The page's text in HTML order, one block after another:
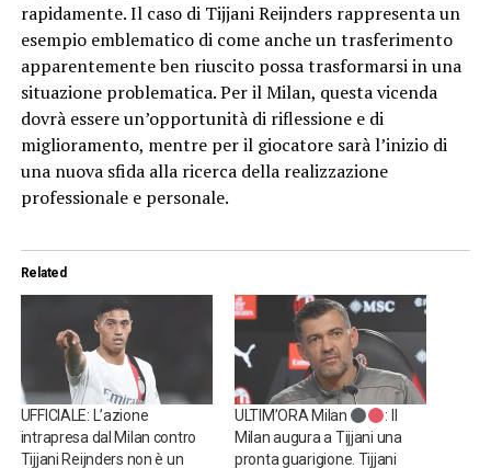
rapidamente. Il caso di Tijjani Reijnders rappresenta un
esempio emblematico di come anche un trasferimento
apparentemente ben riuscito possa trasformarsi in una
situazione problematica. Per il Milan, questa vicenda
dovrà essere un’opportunità di riflessione e di
miglioramento, mentre per il giocatore sarà l’inizio di
una nuova sfida alla ricerca della realizzazione
professionale e personale.
Related
UFFICIALE: L’azione
intrapresa dal Milan contro
Tijjani Reijnders non è un
ULTIM’ORA Milan
: Il
Milan augura a Tijjani una
pronta guarigione. Tijjani